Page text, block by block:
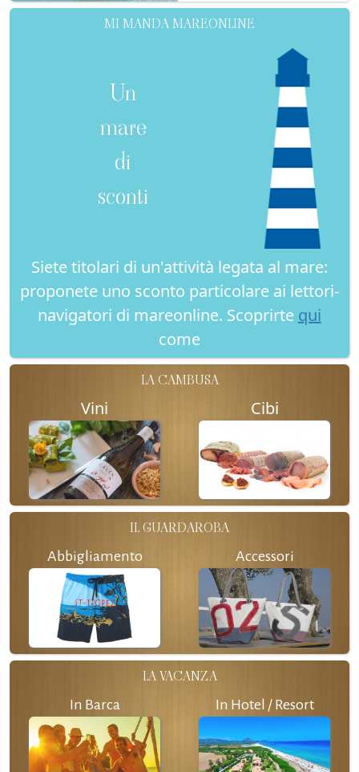
MI MANDA MAREONLINE
Un
mare
di
sconti
Siete titolari di un'attività legata al mare:
proponete uno sconto particolare ai lettori-
navigatori di mareonline. Scoprirte qui
come
LA CAMBUSA
Vini Cibi
IL GUARDAROBA
Abbigliamento Accessori
LA VACANZA
In Barca In Hotel / Resort